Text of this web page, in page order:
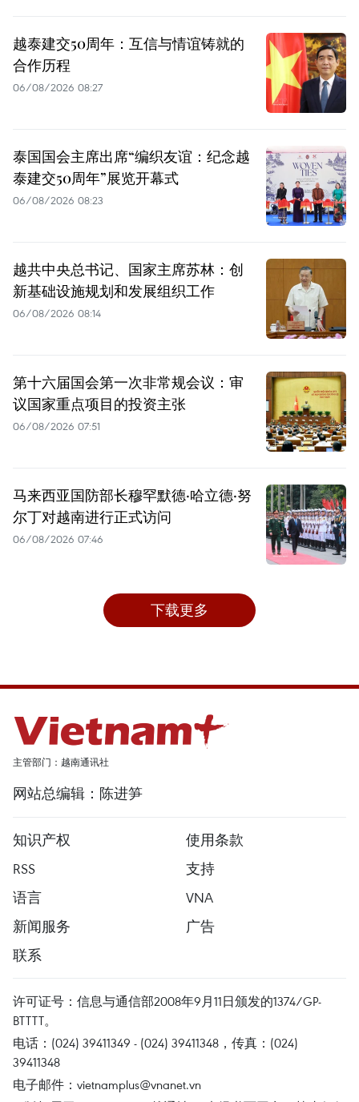
越泰建交50周年：互信与情谊铸就的
合作历程
06/08/2026 08:27
泰国国会主席出席“编织友谊：纪念越
泰建交50周年”展览开幕式
06/08/2026 08:23
越共中央总书记、国家主席苏林：创
新基础设施规划和发展组织工作
06/08/2026 08:14
第十六届国会第一次非常规会议：审
议国家重点项目的投资主张
06/08/2026 07:51
马来西亚国防部长穆罕默德·哈立德·努
尔丁对越南进行正式访问
06/08/2026 07:46
下载更多
主管部门：越南通讯社
网站总编辑：陈进笋
知识产权
使用条款
RSS
支持
语言
VNA
新闻服务
广告
联系
许可证号：信息与通信部2008年9月11日颁发的1374/GP-
BTTTT。
电话：(024) 39411349 - (024) 39411348，传真：(024)
39411348
电子邮件： vietnamplus@vnanet.vn